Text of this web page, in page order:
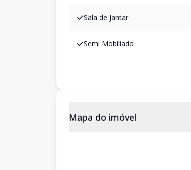
Sala de Jantar
Semi Mobiliado
Mapa do imóvel